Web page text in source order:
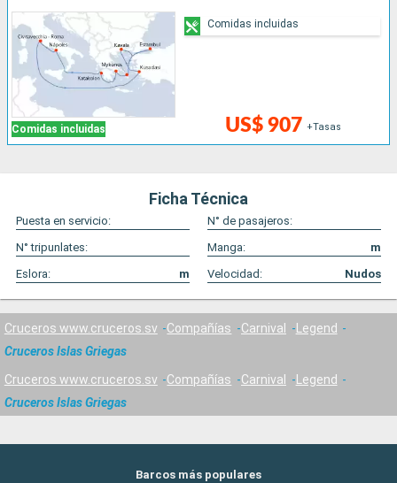
Comidas incluidas US$ 907 +Tasas
Comidas incluidas
Ficha Técnica
Puesta en servicio:
N° de pasajeros:
N° tripunlates:
Manga:
m
Eslora:
m Velocidad: Nudos
Cruceros www.cruceros.sv Compañías Carnival
Legend
Cruceros Islas Griegas
Cruceros www.cruceros.sv Compañías Carnival
Legend
Cruceros Islas Griegas
Barcos más populares